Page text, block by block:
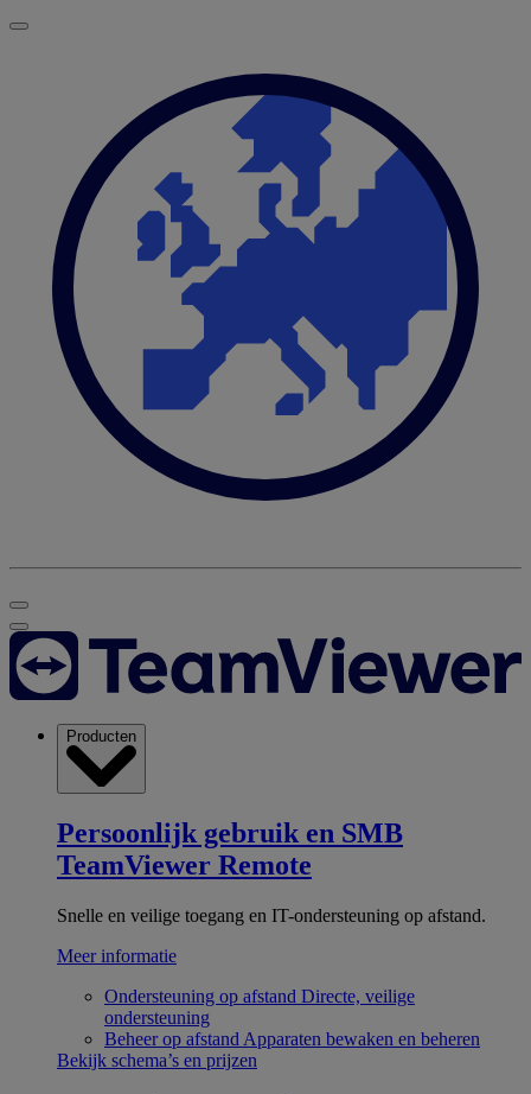
Producten
Persoonlijk gebruik en SMB
TeamViewer Remote
Snelle en veilige toegang en IT-ondersteuning op afstand.
Meer informatie
Ondersteuning op afstand Directe, veilige
ondersteuning
Beheer op afstand Apparaten bewaken en beheren
Bekijk schema’s en prijzen